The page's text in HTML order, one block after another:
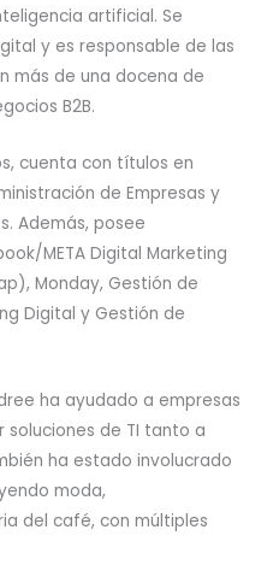
artificial. Se
y es responsable de las
más de una docena de
B2B.
cuenta con títulos en
de Empresas y
Además, posee
META Digital Marketing
Monday, Gestión de
Digital y Gestión de
ha ayudado a empresas
de TI tanto a
ha estado involucrado
moda,
del café, con múltiples